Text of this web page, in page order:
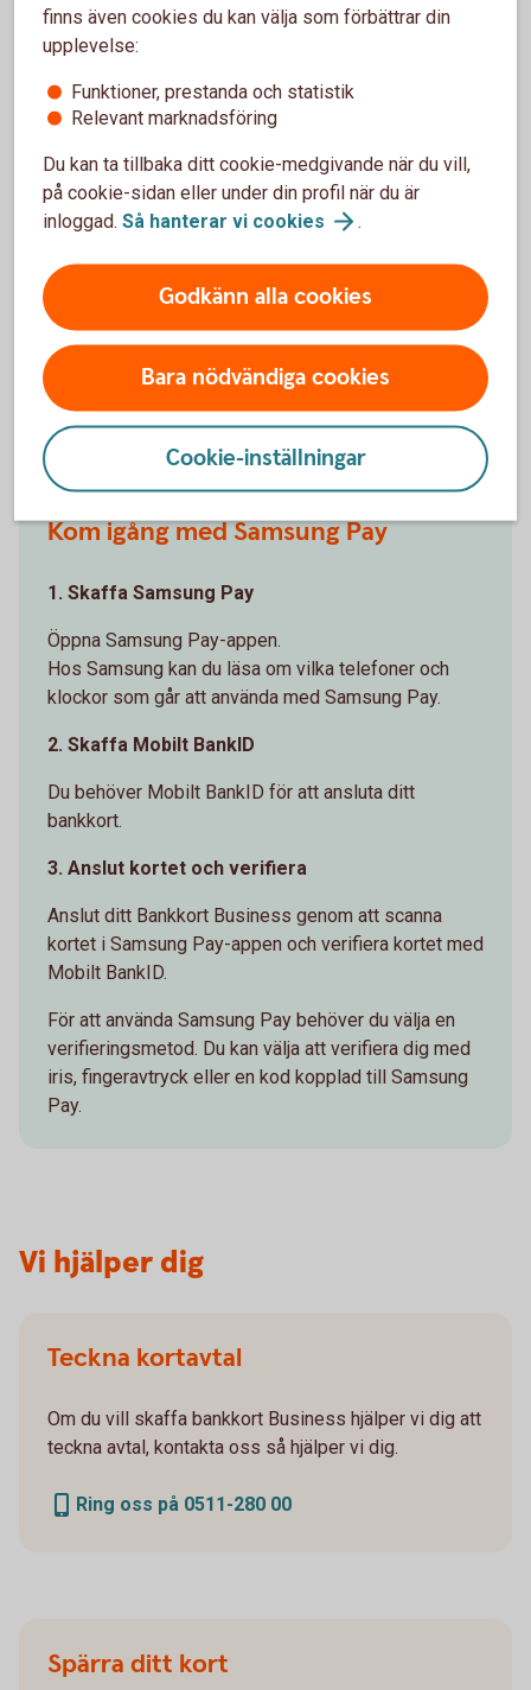
Ändra limit
Du väljer limit när kortet läggs upp för första gången.
Du kan när som helst ändra limiten.
Logga in och välj ”Kort” i huvudmenyn
Välj det kortavtal kortet är kopplat till
Klicka på det kort du vill ändra limit för
Klicka på länken "Ändra limit"
Ändra limit
Kontrollera, godkänn och signera
Logga in och ändra
Kom igång med Samsung Pay
1. Skaffa Samsung Pay
Öppna Samsung Pay-appen.
Hos Samsung kan du läsa om vilka telefoner och
klockor som går att använda med Samsung Pay.
2. Skaffa Mobilt BankID
Du behöver Mobilt BankID för att ansluta ditt
bankkort.
3. Anslut kortet och verifiera
Anslut ditt Bankkort Business genom att scanna
kortet i Samsung Pay-appen och verifiera kortet med
Mobilt BankID.
För att använda Samsung Pay behöver du välja en
verifieringsmetod. Du kan välja att verifiera dig med
iris, fingeravtryck eller en kod kopplad till Samsung
Pay.
Vi hjälper dig
Teckna kortavtal
Om du vill skaffa bankkort Business hjälper vi dig att
teckna avtal, kontakta oss så hjälper vi dig.
Ring oss på 0511-280 00
Spärra ditt kort
finns även cookies du kan välja som förbättrar din
upplevelse:
Funktioner, prestanda och statistik
Relevant marknadsföring
Du kan ta tillbaka ditt cookie-medgivande när du vill,
på cookie-sidan eller under din profil när du är
inloggad. Så hanterar vi cookies .
Godkänn alla cookies
Bara nödvändiga cookies
Cookie-inställningar